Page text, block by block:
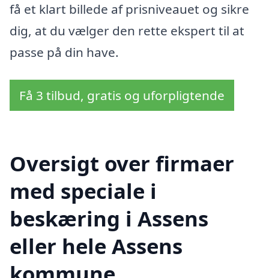
få et klart billede af prisniveauet og sikre
dig, at du vælger den rette ekspert til at
passe på din have.
Få 3 tilbud, gratis og uforpligtende
Oversigt over firmaer
med speciale i
beskæring i Assens
eller hele Assens